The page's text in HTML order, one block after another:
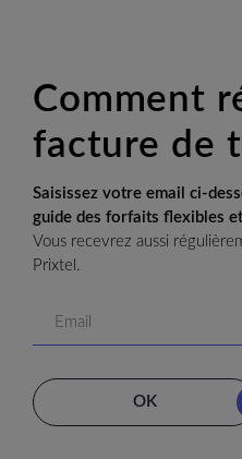
Comment
facture de
Saisissez votre email ci-
guide des forfaits flexibles
Vous recevrez aussi
Prixtel.
OK